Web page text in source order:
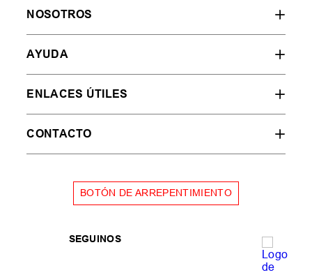
NOSOTROS
AYUDA
ENLACES ÚTILES
CONTACTO
BOTÓN DE ARREPENTIMIENTO
SEGUINOS